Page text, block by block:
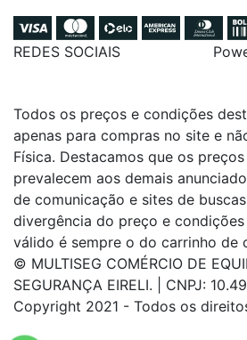
REDES SOCIAIS
Todos os preços e condições
apenas para compras no site e
Física. Destacamos que os
prevalecem aos demais
de comunicação e sites de
divergência do preço e
válido é sempre o do carrinho de
© MULTISEG COMÉRCIO DE
SEGURANÇA EIRELI. | CNPJ:
Copyright 2021 - Todos os